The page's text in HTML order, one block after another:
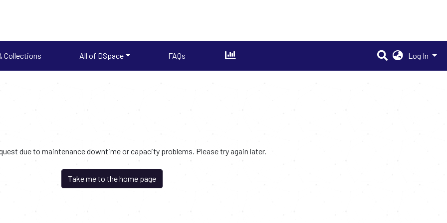
Collections All of DSpace FAQs Log In
due to maintenance downtime or capacity problems. Please try again later.
Take me to the home page